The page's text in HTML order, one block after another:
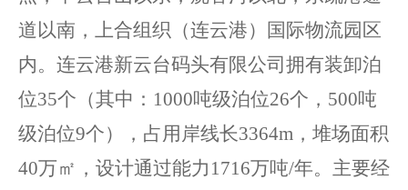
道以南，上合组织（连云港）国际物流园区
内。连云港新云台码头有限公司拥有装卸泊
位35个（其中：1000吨级泊位26个，500吨
级泊位9个），占用岸线长3364m，堆场面积
40万㎡，设计通过能力1716万吨/年。主要经